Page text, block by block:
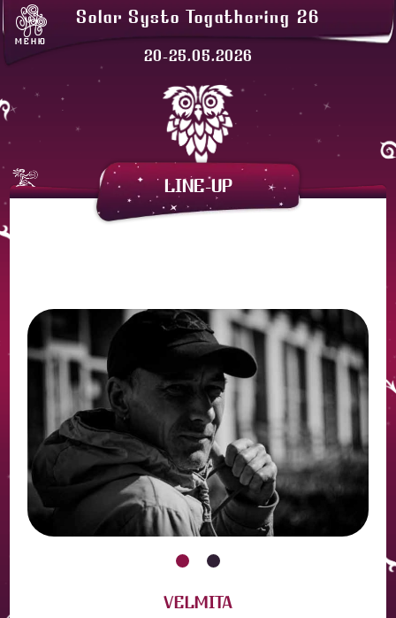
МЕНЮ
Solar Systo Togathering 26
20-25.05.2026
СОЛАРХЕЙМ
ЛАВКИ
LINE-UP
VELMITA